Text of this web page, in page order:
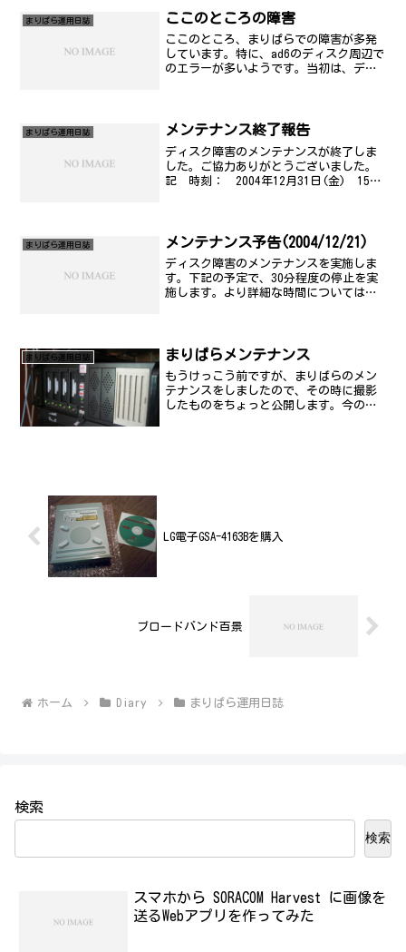
ちょっと動作が怪...
まりぱら運用日誌 ここのところの障害
ここのところ、まりぱらでの障害が多発
しています。特に、ad6のディスク周辺で
のエラーが多いようです。当初は、ディ
proftpdへの変...
まりぱら運用日誌 メンテナンス終了報告
ディスク障害のメンテナンスが終了しま
した。ご協力ありがとうございました。
記 時刻： 2004年12月31日(金) 15時
まりぱら運用日誌 メンテナンス予告(2004/12/21)
ディスク障害のメンテナンスを実施しま
す。下記の予定で、30分程度の停止を実
施します。より詳細な時間については、
対...
まりぱら運用日誌 まりぱらメンテナンス
もうけっこう前ですが、まりばらのメン
テナンスをしましたので、その時に撮影
したものをちょっと公開します。今のま
LG電子GSA-4163Bを購入
ブロードバンド百景
ホーム Diary まりぱら運用日誌
検索
検索
スマホから SORACOM Harvest に画像を
送るWebアプリを作ってみた